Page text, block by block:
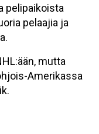
pelipaikoista
pelaajia ja
mutta
Amerikassa